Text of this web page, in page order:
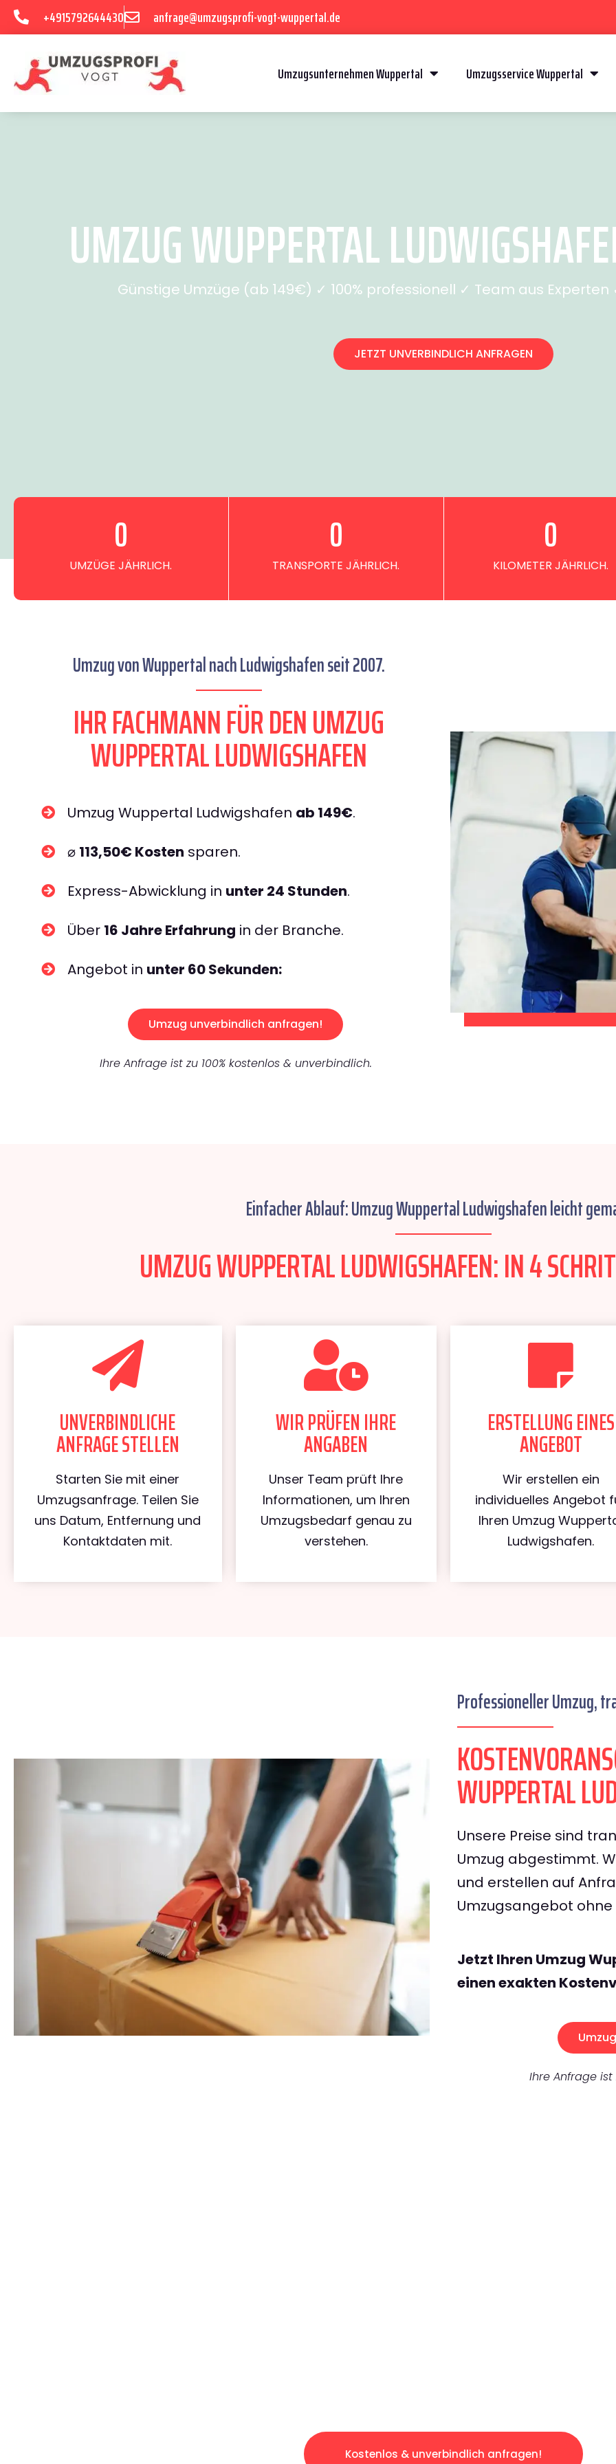
+4915792644430 anfrage@umzugsprofi-vogt-wuppertal.de
Umzugsunternehmen Wuppertal Umzugsservice Wuppertal
UMZUG WUPPERTAL
Günstige Umzüge (ab 149€) ✓ 100% professionell ✓ Team aus
JETZT UNVERBINDLICH ANFRAGEN
UMZÜGE JÄHRLICH.
0
TRANSPORTE JÄHRLICH.
0
KILOMETER JÄHRLICH.
0
Umzug von Wuppertal nach Ludwigshafen seit 2007.
IHR FACHMANN FÜR DEN UMZUG
WUPPERTAL LUDWIGSHAFEN
Umzug Wuppertal Ludwigshafen ab 149€.
⌀ 113,50€ Kosten sparen.
Express-Abwicklung in unter 24 Stunden.
Über 16 Jahre Erfahrung in der Branche.
Angebot in unter 60 Sekunden:
Umzug unverbindlich anfragen!
Ihre Anfrage ist zu 100% kostenlos & unverbindlich.
Einfacher Ablauf: Umzug Wuppertal Ludwigshafen leicht
UMZUG WUPPERTAL LUDWIGSHAFEN: IN 4
UNVERBINDLICHE
ANFRAGE STELLEN
Starten Sie mit einer
Umzugsanfrage. Teilen Sie
uns Datum, Entfernung und
Kontaktdaten mit.
WIR PRÜFEN IHRE
ANGABEN
Unser Team prüft Ihre
Informationen, um Ihren
Umzugsbedarf genau zu
verstehen.
ERSTELLUNG EINES
ANGEBOT
Wir erstellen ein
individuelles Angebot
Ihren Umzug
Ludwigshafen.
Professioneller Umzug,
WUPPERTAL
Unsere Preise sind
Umzug abgestimmt.
und erstellen auf
Umzugsangebot
Jetzt Ihren Umzug
einen exakten
Ihre Anfrage ist
Kostenlos & unverbindlich anfragen!